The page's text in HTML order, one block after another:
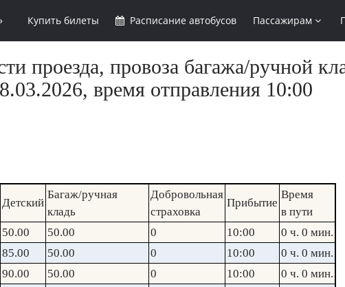
Купить билеты Расписание автобусов Пассажирам
проезда, провоза багажа/ручной
время отправления 10:00
Детский
Багаж/ручная
кладь
Добровольная
страховка
Прибытие
Время
в пути
50.00 50.00 0 10:00
0 ч. 0 мин.
85.00 50.00 0 10:00
0 ч. 0 мин.
90.00 50.00 0 10:00
0 ч. 0 мин.